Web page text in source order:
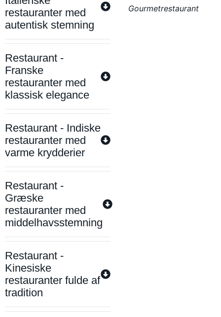
restauranter med
autentisk stemning
Restaurant -
Franske
restauranter med
klassisk elegance
Restaurant - Indiske
restauranter med
varme krydderier
Restaurant -
Græske
restauranter med
middelhavsstemning
Restaurant -
Kinesiske
restauranter fulde af
tradition
Gourmetrestaurant